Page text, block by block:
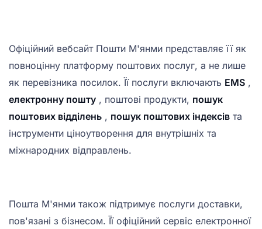
Офіційний вебсайт Пошти М'янми представляє її як
повноцінну платформу поштових послуг, а не лише
як перевізника посилок. Її послуги включають EMS ,
електронну пошту , поштові продукти, пошук
поштових відділень , пошук поштових індексів та
інструменти ціноутворення для внутрішніх та
міжнародних відправлень.
Пошта М'янми також підтримує послуги доставки,
пов'язані з бізнесом. Її офіційний сервіс електронної